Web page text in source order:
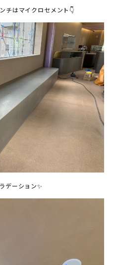
チはマイクロセメント👇
デーション✨